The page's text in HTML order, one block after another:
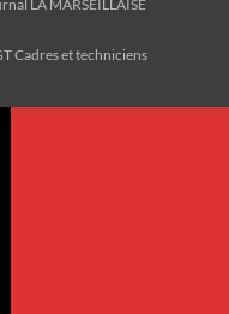
LA MARSEILLAISE
Cadres et techniciens